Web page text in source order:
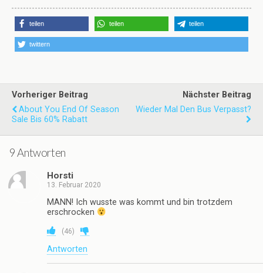
teilen teilen teilen
twittern
Vorheriger Beitrag
About You End Of Season
Sale Bis 60% Rabatt
Nächster Beitrag
Wieder Mal Den Bus Verpasst?
9 Antworten
Horsti
13. Februar 2020
MANN! Ich wusste was kommt und bin trotzdem
erschrocken
(46)
Antworten